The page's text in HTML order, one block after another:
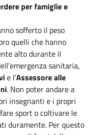
per famiglie e
sofferto il peso
quelli che hanno
alto durante il
sanitaria,
e l’Assessore alle
. Non poter andare a
insegnanti e i propri
sport o coltivare le
duramente. Per questo